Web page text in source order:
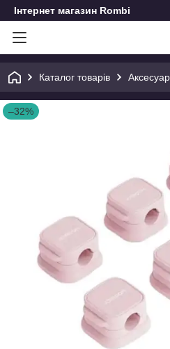
Інтернет магазин Rombi
Каталог товарів
–32%